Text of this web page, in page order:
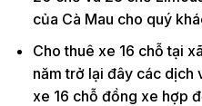
của Cà Mau cho quý
Cho thuê xe 16 chỗ tại
năm trở lại đây các dịch
xe 16 chỗ đồng xe hợp